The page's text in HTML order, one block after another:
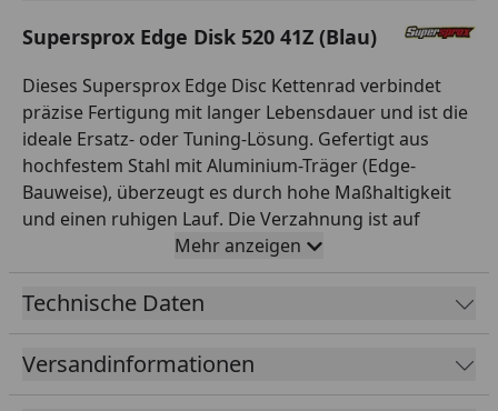
Supersprox Edge Disk 520 41Z (Blau)
Dieses Supersprox Edge Disc Kettenrad verbindet
präzise Fertigung mit langer Lebensdauer und ist die
ideale Ersatz- oder Tuning-Lösung. Gefertigt aus
hochfestem Stahl mit Aluminium-Träger (Edge-
Bauweise), überzeugt es durch hohe Maßhaltigkeit
und einen ruhigen Lauf. Die Verzahnung ist auf
Teilung 520 und 41 Zähne ausgelegt und passt damit
exakt zur entsprechenden Kette. Mit einem
Innendurchmesser von 110,0 mm und einem
passgenau anstelle des Serienteils. Das Kettenrad ist
in der Farbe Blau ansprechend gestaltet und wertet
Mehr anzeigen
Technische Daten
Versandinformationen